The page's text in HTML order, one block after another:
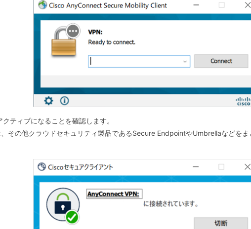
ティブになることを確認します。
その他クラウドセキュリティ製品であるSecure EndpointやUmbrellaなどをま